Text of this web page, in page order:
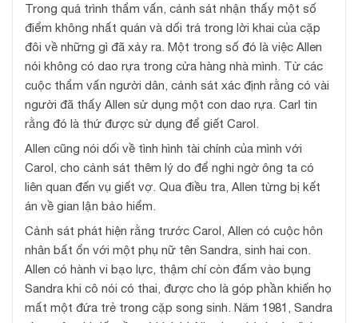
Trong quá trình thẩm vấn, cảnh sát nhận thấy một số
điểm không nhất quán và dối trá trong lời khai của cặp
đôi về những gì đã xảy ra. Một trong số đó là việc Allen
nói không có dao rựa trong cửa hàng nhà mình. Từ các
cuộc thẩm vấn người dân, cảnh sát xác định rằng có vài
người đã thấy Allen sử dụng một con dao rựa. Carl tin
rằng đó là thứ được sử dụng để giết Carol.
Allen cũng nói dối về tình hình tài chính của mình với
Carol, cho cảnh sát thêm lý do để nghi ngờ ông ta có
liên quan đến vụ giết vợ. Qua điều tra, Allen từng bị kết
án về gian lận bảo hiểm.
Cảnh sát phát hiện rằng trước Carol, Allen có cuộc hôn
nhân bất ổn với một phụ nữ tên Sandra, sinh hai con.
Allen có hành vi bạo lực, thậm chí còn đấm vào bụng
Sandra khi cô nói có thai, được cho là góp phần khiến họ
mất một đứa trẻ trong cặp song sinh. Năm 1981, Sandra